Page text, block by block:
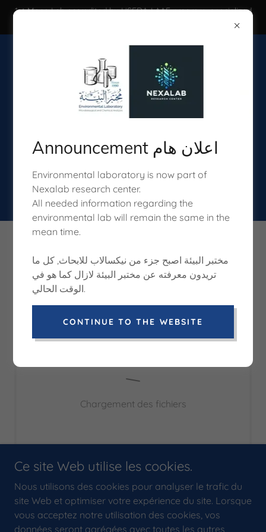
1st Mena Lab accredited by USFDA-LAAF program, specialized
Jordanian FDA GLP
A reference laboratory accreditation.
Chargement des fichiers
Copyright © 2026 EnviroLab - Tous droits réservés.
Announcement اعلان هام
Environmental laboratory is now part of
Nexalab research center.
All needed information regarding the
environmental lab will remain the same in the
mean time.
مختبر البيئة اصبح جزء من نيكسالاب للابحاث, كل ما
تريدون معرفته عن مختبر البيئة لازال كما هو في
الوقت الحالي.
CONTINUE TO THE WEBSITE
Ce site Web utilise les cookies.
Nous utilisons des cookies pour analyser le trafic du
site Web et optimiser votre expérience du site. Lorsque
vous acceptez notre utilisation des cookies, vos
données seront agrégées avec toutes les autres